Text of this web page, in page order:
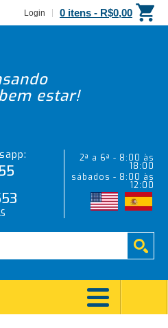
Login 0 itens - R$0,00
estar!
2ª a 6ª - 8:00 às
18:00
sábados - 8:00 às
12:00